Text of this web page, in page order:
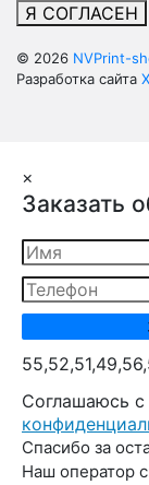
Я СОГЛАСЕН
© 2026 NVPrint-
Разработка сайта
×
Заказать
Cоглашаюсь с
Спасибо за
Наш оператор